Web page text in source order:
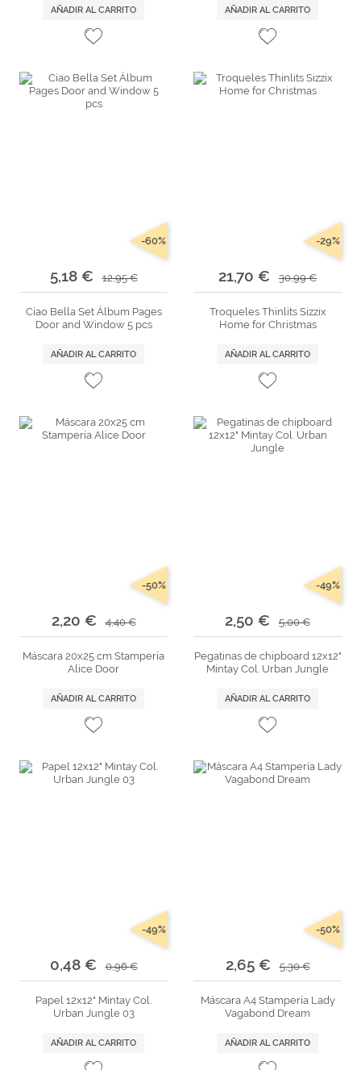
AÑADIR AL CARRITO AÑADIR AL CARRITO
5,18 € 12,95 €
-60%
Ciao Bella Set Álbum Pages
Door and Window 5 pcs
AÑADIR AL CARRITO
21,70 € 30,99 €
-29%
Troqueles Thinlits Sizzix
Home for Christmas
AÑADIR AL CARRITO
2,20 € 4,40 €
-50%
Máscara 20x25 cm Stampería
Alice Door
AÑADIR AL CARRITO
2,50 € 5,00 €
-49%
Pegatinas de chipboard 12x12"
Mintay Col. Urban Jungle
AÑADIR AL CARRITO
0,48 € 0,96 €
-49%
Papel 12x12" Mintay Col.
Urban Jungle 03
AÑADIR AL CARRITO
2,65 € 5,30 €
-50%
Máscara A4 Stampería Lady
Vagabond Dream
AÑADIR AL CARRITO